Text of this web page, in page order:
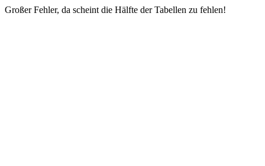
Großer Fehler, da scheint die Hälfte der Tabellen zu fehlen!